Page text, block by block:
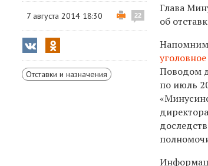
7 августа 2014 18:30 22
Отставки и назначения
Глава
об
Поводом
по июль